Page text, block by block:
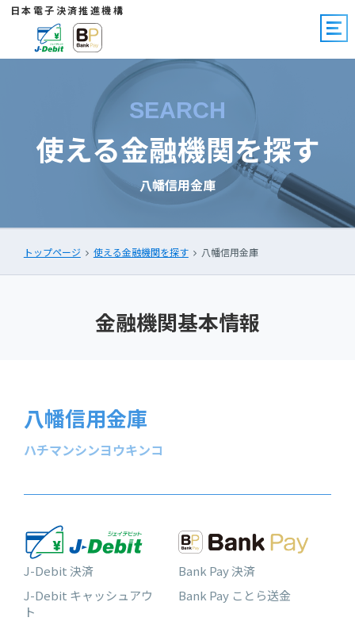
日本電子決済推進機構
SEARCH
使える金融機関を探す
八幡信用金庫
トップページ 使える金融機関を探す 八幡信用金庫
金融機関基本情報
八幡信用金庫
ハチマンシンヨウキンコ
J-Debit 決済
J-Debit キャッシュアウ
ト
Bank Pay 決済
Bank Pay ことら送金